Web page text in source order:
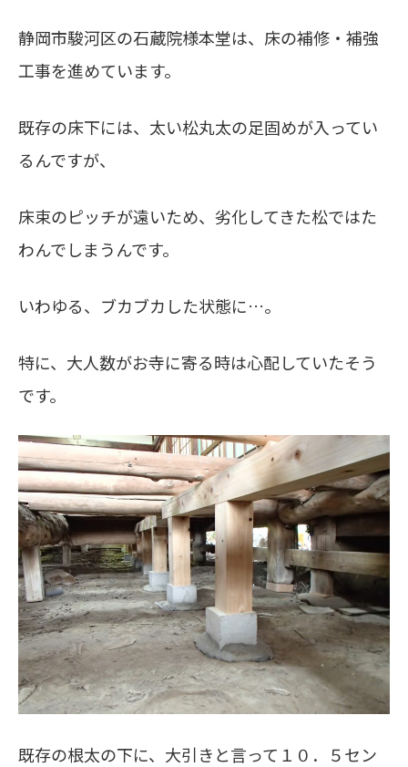
静岡市駿河区の石蔵院様本堂は、床の補修・補強
工事を進めています。
既存の床下には、太い松丸太の足固めが入ってい
るんですが、
床束のピッチが遠いため、劣化してきた松ではた
わんでしまうんです。
いわゆる、ブカブカした状態に…。
特に、大人数がお寺に寄る時は心配していたそう
です。
既存の根太の下に、大引きと言って１０．５セン